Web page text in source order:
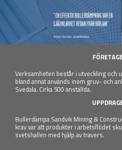
Verksamheten består i utveckling och
bland annat används inom gruv- och
Svedala. Cirka 500 anställda.
Bullerdämpa Sandvik Mining &
krav var att produkter i arbetsflödet
svetshallen med hjälp av travers.